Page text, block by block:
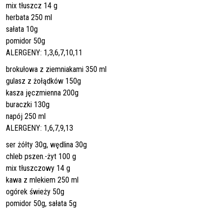
mix tłuszcz 14 g
herbata 250 ml
sałata 10g
pomidor 50g
ALERGENY: 1,3,6,7,10,11
brokułowa z ziemniakami 350 ml
gulasz z żołądków 150g
kasza jęczmienna 200g
buraczki 130g
napój 250 ml
ALERGENY: 1,6,7,9,13
ser żółty 30g, wędlina 30g
chleb pszen.-żyt 100 g
mix tłuszczowy 14 g
kawa z mlekiem 250 ml
ogórek świeży 50g
pomidor 50g, sałata 5g